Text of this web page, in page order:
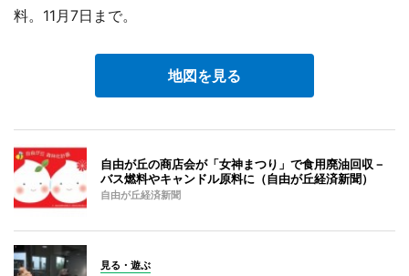
料。11月7日まで。
地図を見る
自由が丘の商店会が「女神まつり」で食用廃油回収－
バス燃料やキャンドル原料に（自由が丘経済新聞）
自由が丘経済新聞
見る・遊ぶ